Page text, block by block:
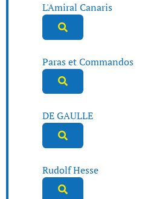
L'Amiral Canaris
Paras et Commandos
DE GAULLE
Rudolf Hesse